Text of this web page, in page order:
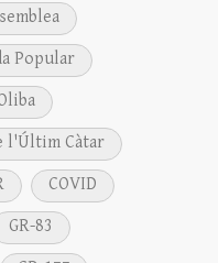
Popular
l'Últim Càtar
COVID
GR-83